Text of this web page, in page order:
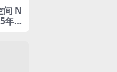
间 N
年